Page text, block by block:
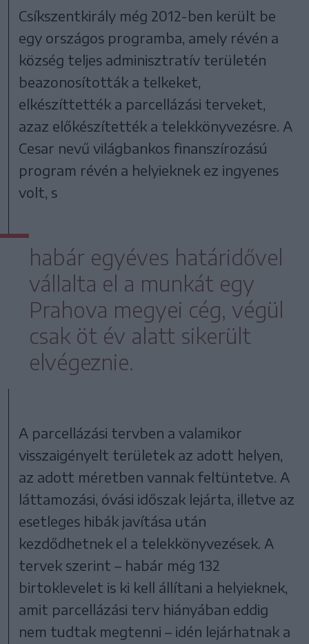
Csíkszentkirály még 2012-ben került be
egy országos programba, amely révén a
község teljes adminisztratív területén
beazonosították a telkeket,
elkészíttették a parcellázási terveket,
azaz előkészítették a telekkönyvezésre. A
Cesar nevű világbankos finanszírozású
program révén a helyieknek ez ingyenes
volt, s
habár egyéves határidővel
vállalta el a munkát egy
Prahova megyei cég, végül
csak öt év alatt sikerült
elvégeznie.
A parcellázási tervben a valamikor
visszaigényelt területek az adott helyen,
az adott méretben vannak feltüntetve. A
láttamozási, óvási időszak lejárta, illetve az
esetleges hibák javítása után
kezdődhetnek el a telekkönyvezések. A
tervek szerint – habár még 132
birtoklevelet is ki kell állítani a helyieknek,
amit parcellázási terv hiányában eddig
nem tudtak megtenni – idén lejárhatnak a